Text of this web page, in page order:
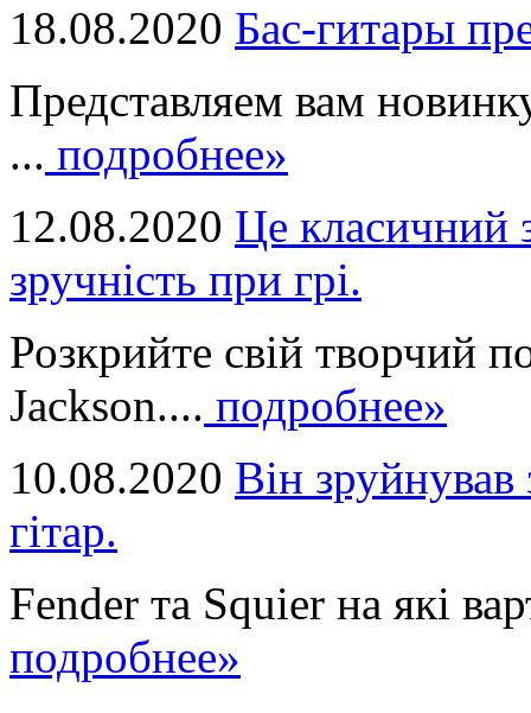
18.08.2020 Бас-гитары
Представляем вам
... подробнее»
12.08.2020 Це класичний
зручність при грі.
Розкрийте свій творчий
Jackson.... подробнее»
10.08.2020 Він
гітар.
Fender та Squier на які
подробнее»